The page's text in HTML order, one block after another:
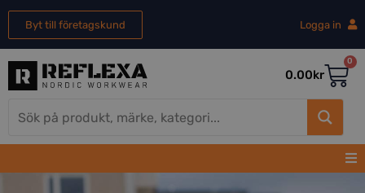
Byt till företagskund Logga in
0.00kr
0